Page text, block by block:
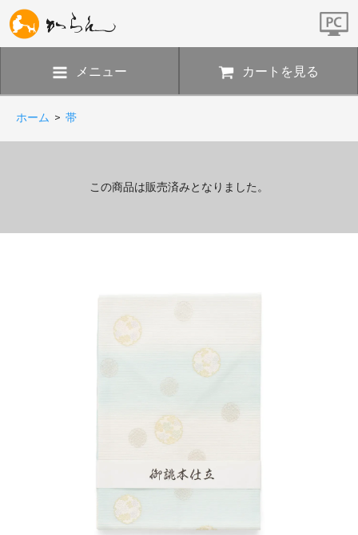
メニュー カートを見る
ホーム > 帯
この商品は販売済みとなりました。